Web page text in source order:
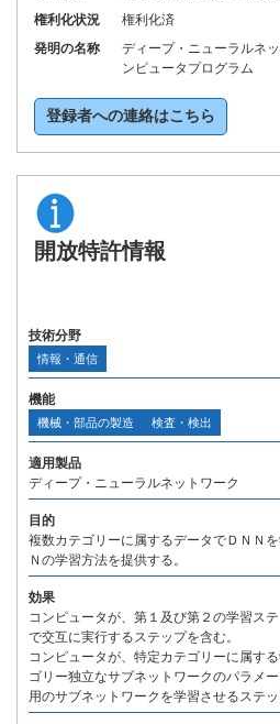
権利化状況
権利化済
発明の名称
ディープ・ニューラルネ
ンピュータプログラム
登録者への連絡はこちら
開放特許情報
技術分野
情報・通信
機能
機械・部品の製造 検査・検出
適用製品
ディープ・ニューラルネットワーク
目的
複数カテゴリーに属するデータでＤＮＮ
Ｎの学習方法を提供する。
効果
コンピュータが、第１及び第２の学習ス
で交互に実行するステップを含む。
コンピュータが、特定カテゴリーに属す
ゴリー独立なサブネットワークのパラメ
用のサブネットワークを学習させるステッ